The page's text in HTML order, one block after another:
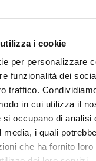
i cookie
per personalizzare
funzionalità dei
traffico.
in cui utilizza il
occupano di analisi
media, i quali
che ha fornito loro
dall’attuale
Cina cresceranno,
temporale,
sostenute da
in India,
delle
il 40%
di factoring